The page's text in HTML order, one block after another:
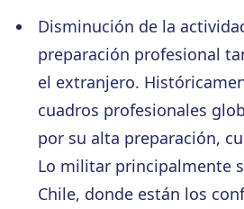
Disminución de la
preparación profesional
el extranjero.
cuadros profesionales
por su alta preparación,
Lo militar principalmente
Chile, donde están los